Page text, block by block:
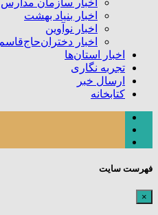
اخبار سازمان مدارس
اخبار بنیاد بهشت
اخبار نوآوین
اخبار دختران‌حاج‌قاسم
اخبار استان‌ها
تجربه نگاری
ارسال خبر
کتابخانه
فهرست سایت
×